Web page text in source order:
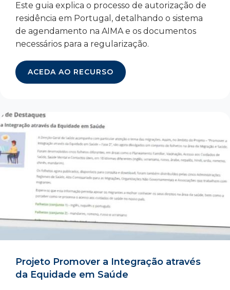
Este guia explica o processo de autorização de
residência em Portugal, detalhando o sistema
de agendamento na AIMA e os documentos
necessários para a regularização.
ACEDA AO RECURSO
Projeto Promover a Integração através
da Equidade em Saúde